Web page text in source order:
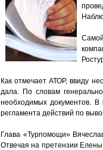
Как отмечает АТОР, ввиду
дала. По словам
необходимых документов. В
регламента действий по
Глава «Турпомощи»
Отвечая на претензии